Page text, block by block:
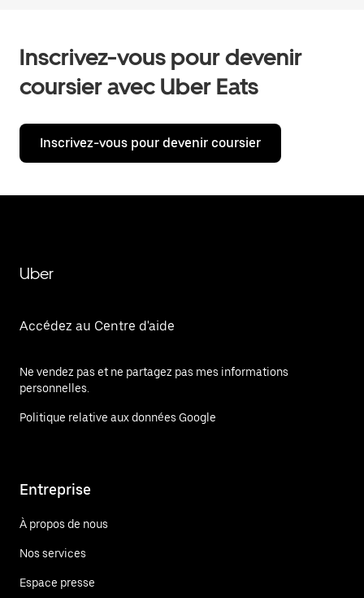
Inscrivez-vous pour devenir
coursier avec Uber Eats
Inscrivez-vous pour devenir coursier
Uber
Accédez au Centre d'aide
Ne vendez pas et ne partagez pas mes informations
personnelles.
Politique relative aux données Google
Entreprise
À propos de nous
Nos services
Espace presse